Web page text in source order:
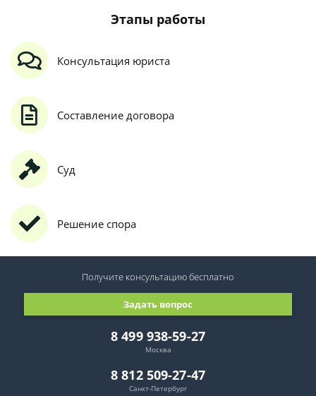
Этапы работы
Консультация юриста
Составление договора
Суд
Решение спора
8 499 938-59-27
Москва
8 812 509-27-47
Санкт-Петербург
Задать вопрос
Получите консультациюбесплатно